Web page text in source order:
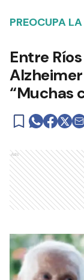
PREOCUPA
Entre
“Muchas
Ads